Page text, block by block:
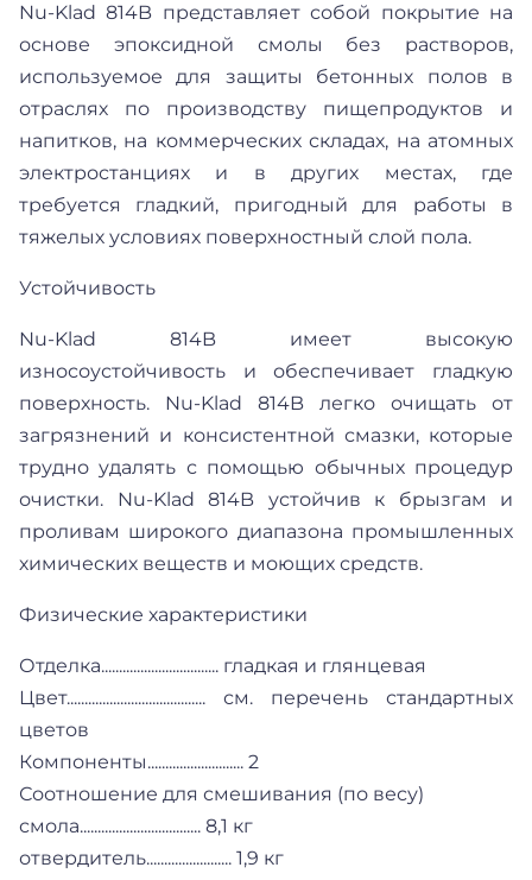
Nu-Klad 814B представляет собой покрытие на
основе эпоксидной смолы без растворов,
используемое для защиты бетонных полов в
отраслях по производству пищепродуктов и
напитков, на коммерческих складах, на атомных
электростанциях и в других местах, где
требуется гладкий, пригодный для работы в
тяжелых условиях поверхностный слой пола.
Устойчивость
Nu-Klad 814B имеет высокую
износоустойчивость и обеспечивает гладкую
поверхность. Nu-Klad 814B легко очищать от
загрязнений и консистентной смазки, которые
трудно удалять с помощью обычных процедур
очистки. Nu-Klad 814B устойчив к брызгам и
проливам широкого диапазона промышленных
химических веществ и моющих средств.
Физические характеристики
Отделка................................. гладкая и глянцевая
Цвет....................................... см. перечень стандартных
цветов
Компоненты........................... 2
Соотношение для смешивания (по весу)
смола.................................. 8,1 кг
отвердитель........................ 1,9 кг